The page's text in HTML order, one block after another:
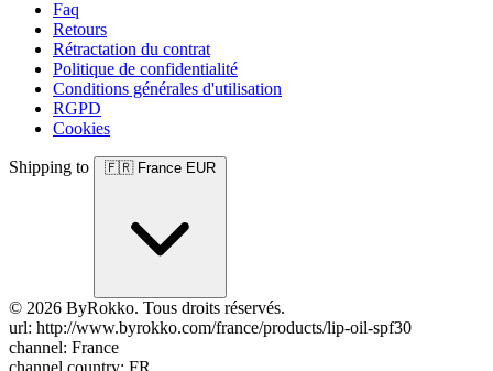
Faq
Retours
Rétractation du contrat
Politique de confidentialité
Conditions générales d'utilisation
RGPD
Cookies
Shipping to 🇫🇷 France EUR
© 2026 ByRokko. Tous droits réservés.
url: http://www.byrokko.com/france/products/lip-oil-spf30
channel: France